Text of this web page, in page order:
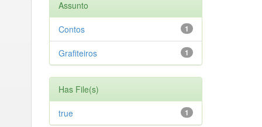
Assunto
1
Contos
1
Grafiteiros
Has File(s)
1
true